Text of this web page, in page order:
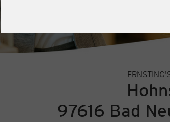
97616 Bad